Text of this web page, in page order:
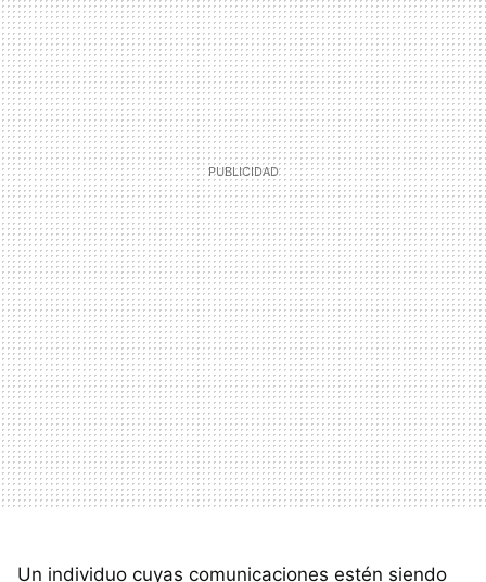
Un individuo cuyas comunicaciones estén siendo